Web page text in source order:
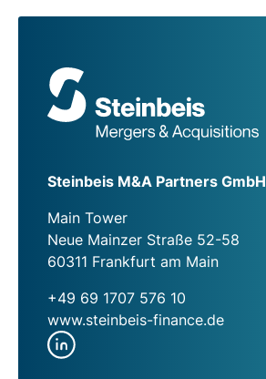
Steinbeis M&A Partners GmbH
Main Tower
Neue Mainzer Straße 52-58
60311 Frankfurt am Main
+49 69 1707 576 10
www.steinbeis-finance.de